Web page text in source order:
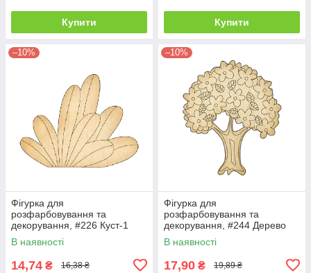
Купити Купити
–10%
Фігурка для
розфарбовування та
декорування, #226 Куст-1
В наявності
14,74 ₴ 16,38 ₴
–10%
Фігурка для
розфарбовування та
декорування, #244 Дерево
В наявності
17,90 ₴ 19,89 ₴